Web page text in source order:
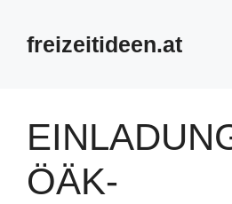
Inhalt
springenfreizeitideen.at
ÖÄK-